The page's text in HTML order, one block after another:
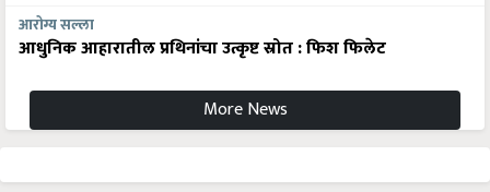
आरोग्य सल्ला
आधुनिक आहारातील प्रथिनांचा उत्कृष्ट स्रोत : फिश फिलेट
More News